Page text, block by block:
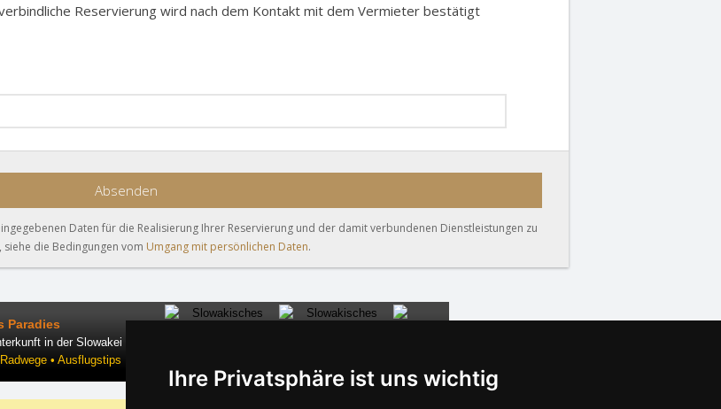
Ihre Privatsphäre ist uns wichtig
Reservierung wird nach dem Kontakt mit dem Vermieter bestätigt
Absenden
Daten für die Realisierung Ihrer Reservierung und der damit verbundenen Dienstleistungen zu
die Bedingungen vom Umgang mit persönlichen Daten.
Paradies
in der Slowakei
• Ausflugstips